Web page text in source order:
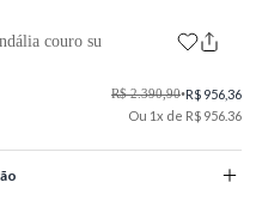
couro su
R$ 2.390,90•R$ 956,36
Ou 1x de R$ 956.36